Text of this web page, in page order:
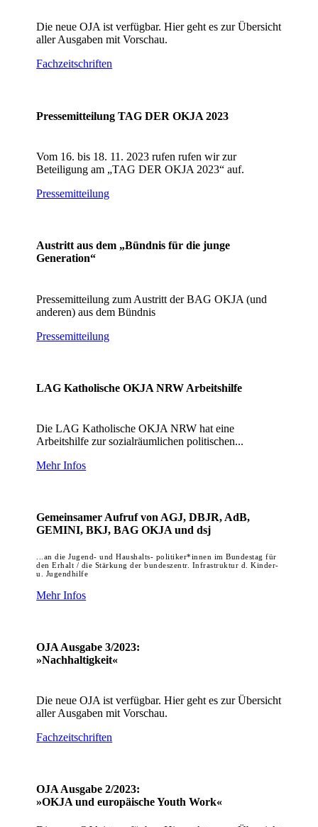
Die neue OJA ist verfügbar. Hier geht es zur Übersicht
aller Ausgaben mit Vorschau.
Fachzeitschriften
Pressemitteilung TAG DER OKJA 2023
Vom 16. bis 18. 11. 2023 rufen rufen wir zur
Beteiligung am „TAG DER OKJA 2023“ auf.
Pressemitteilung
Austritt aus dem „Bündnis für die junge
Generation“
Pressemitteilung zum Austritt der BAG OKJA (und
anderen) aus dem Bündnis
Pressemitteilung
LAG Katholische OKJA NRW Arbeitshilfe
Die LAG Katholische OKJA NRW hat eine
Arbeitshilfe zur sozialräumlichen politischen...
Mehr Infos
Gemeinsamer Aufruf von AGJ, DBJR, AdB,
GEMINI, BKJ, BAG OKJA und dsj
...an die Jugend- und Haushalts- politiker*innen im Bundestag für
den Erhalt / die Stärkung der bundeszentr. Infrastruktur d. Kinder-
u. Jugendhilfe
Mehr Infos
OJA Ausgabe 3/2023:
»Nachhaltigkeit«
Die neue OJA ist verfügbar. Hier geht es zur Übersicht
aller Ausgaben mit Vorschau.
Fachzeitschriften
OJA Ausgabe 2/2023:
»OKJA und europäische Youth Work«